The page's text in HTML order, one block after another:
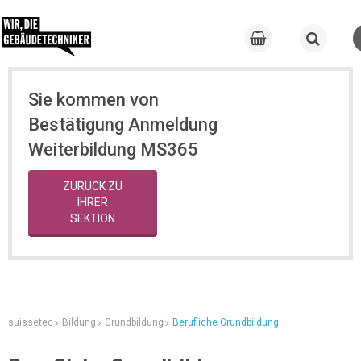
Sie kommen von
Bestätigung Anmeldung
Weiterbildung MS365
ZURÜCK ZU
IHRER
SEKTION
suissetec Bildung Grundbildung Berufliche Grundbildung